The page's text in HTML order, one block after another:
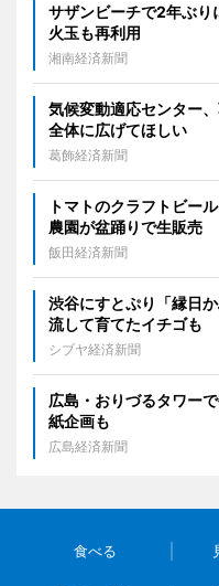
サザンビーチで2年ぶ
火玉も再利用
湘南経済新聞
気候変動適応センター
全体に広げてほしい
葛飾経済新聞
トマトのクラフトビー
農園が盆踊りで生販売
飯田経済新聞
渋谷にすとぷり「縁日
流して育てたイチゴも
シブヤ経済新聞
広島・おりづるタワー
紙企画も
広島経済新聞
食べる